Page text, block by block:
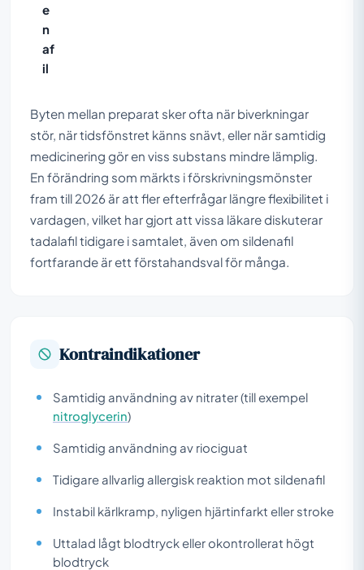
e
n
af
il
Byten mellan preparat sker ofta när biverkningar
stör, när tidsfönstret känns snävt, eller när samtidig
medicinering gör en viss substans mindre lämplig.
En förändring som märkts i förskrivningsmönster
fram till 2026 är att fler efterfrågar längre flexibilitet i
vardagen, vilket har gjort att vissa läkare diskuterar
tadalafil tidigare i samtalet, även om sildenafil
fortfarande är ett förstahandsval för många.
Kontraindikationer
Samtidig användning av nitrater (till exempel
nitroglycerin)
Samtidig användning av riociguat
Tidigare allvarlig allergisk reaktion mot sildenafil
Instabil kärlkramp, nyligen hjärtinfarkt eller stroke
Uttalad lågt blodtryck eller okontrollerat högt
blodtryck